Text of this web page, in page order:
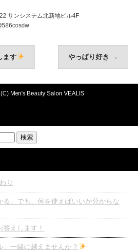
サンシステム北新地ビル4F
ます やっぱり好き →
Men's Beauty Salon VEALIS
り
る。でも、何を使えばいいか分からな
えします！
、一緒に越えませんか？